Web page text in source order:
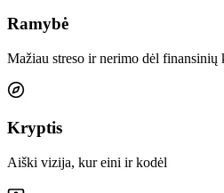
Ramybė
Mažiau streso ir nerimo dėl finansinių
Kryptis
Aiški vizija, kur eini ir kodėl